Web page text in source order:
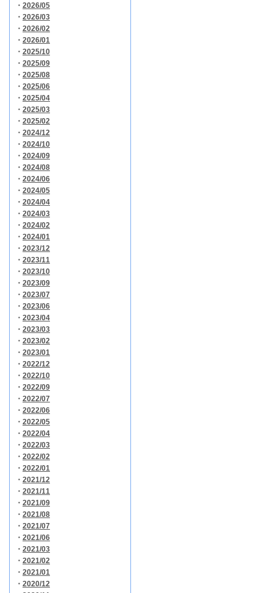
・ 2026/05
・ 2026/03
・ 2026/02
・ 2026/01
・ 2025/10
・ 2025/09
・ 2025/08
・ 2025/06
・ 2025/04
・ 2025/03
・ 2025/02
・ 2024/12
・ 2024/10
・ 2024/09
・ 2024/08
・ 2024/06
・ 2024/05
・ 2024/04
・ 2024/03
・ 2024/02
・ 2024/01
・ 2023/12
・ 2023/11
・ 2023/10
・ 2023/09
・ 2023/07
・ 2023/06
・ 2023/04
・ 2023/03
・ 2023/02
・ 2023/01
・ 2022/12
・ 2022/10
・ 2022/09
・ 2022/07
・ 2022/06
・ 2022/05
・ 2022/04
・ 2022/03
・ 2022/02
・ 2022/01
・ 2021/12
・ 2021/11
・ 2021/09
・ 2021/08
・ 2021/07
・ 2021/06
・ 2021/03
・ 2021/02
・ 2021/01
・ 2020/12